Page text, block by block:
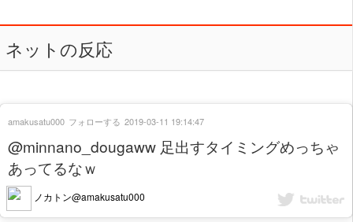
ネットの反応
@minnano_dougaww 足出すタイミングめっちゃ
あってるなｗ
ノカトン@amakusatu000
amakusatu000 フォローする 2019-03-11 19:14:47